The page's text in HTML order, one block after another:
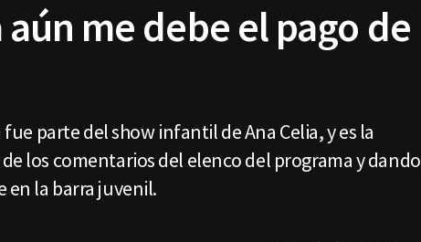
me debe el pago de
parte del show infantil de Ana Celia, y es la
los comentarios del elenco del programa y dando
en la barra juvenil.